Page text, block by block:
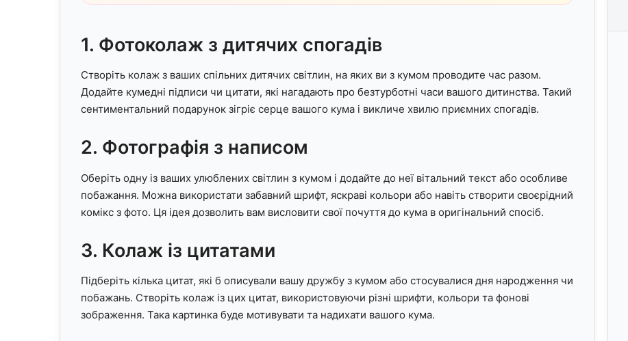
1. Фотоколаж з дитячих спогадів
Створіть колаж з ваших спільних дитячих світлин, на яких ви з кумом проводите час разом.
Додайте кумедні підписи чи цитати, які нагадають про безтурботні часи вашого дитинства. Такий
сентиментальний подарунок зігріє серце вашого кума і викличе хвилю приємних спогадів.
2. Фотографія з написом
Оберіть одну із ваших улюблених світлин з кумом і додайте до неї вітальний текст або особливе
побажання. Можна використати забавний шрифт, яскраві кольори або навіть створити своєрідний
комікс з фото. Ця ідея дозволить вам висловити свої почуття до кума в оригінальний спосіб.
3. Колаж із цитатами
Підберіть кілька цитат, які б описували вашу дружбу з кумом або стосувалися дня народження чи
побажань. Створіть колаж із цих цитат, використовуючи різні шрифти, кольори та фонові
зображення. Така картинка буде мотивувати та надихати вашого кума.